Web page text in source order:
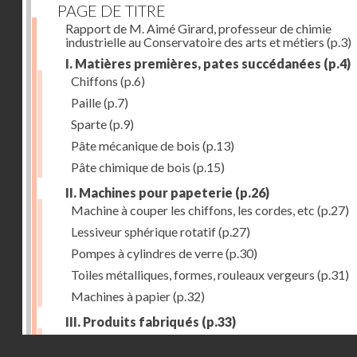
PAGE DE TITRE
Rapport de M. Aimé Girard, professeur de chimie
industrielle au Conservatoire des arts et métiers (p.3)
I. Matières premières, pates succédanées (p.4)
Chiffons (p.6)
Paille(p.7)
Sparte(p.9)
Pâte mécanique de bois (p.13)
Pâte chimique de bois (p.15)
II. Machines pour papeterie (p.26)
Machine à couper les chiffons, les cordes, etc (p.27)
Lessiveur sphérique rotatif(p.27)
Pompes à cylindres de verre(p.30)
Toiles métalliques, formes, rouleaux vergeurs (p.31)
Machines à papier(p.32)
III. Produits fabriqués (p.33)
Papiers à journaux(p.39)